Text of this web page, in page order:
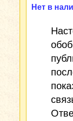
Нет в